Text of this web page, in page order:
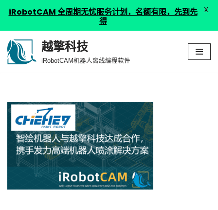
跳
越擎科技
iRobotCAM机器人离线编程软件
iRobotCAM 全周期无忧服务计划，名额有限，先到先
得
X